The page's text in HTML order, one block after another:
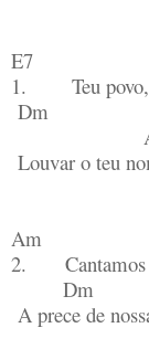
E7
1. Teu povo,
Dm
Louvar o teu
Am
2. Cantamos a
Dm
A prece de